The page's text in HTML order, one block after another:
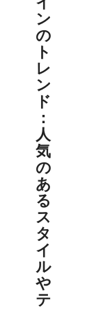
ン
の
ト
レ
ン
ド
：
人
気
の
あ
る
ス
タ
イ
ル
や
テ